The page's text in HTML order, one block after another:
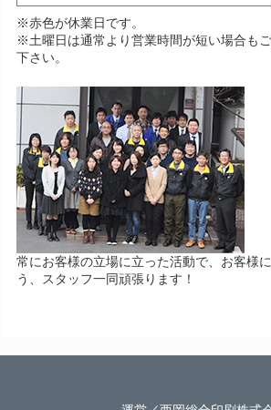
※赤色が休業日です。
※土曜日は通常より営業時間が短い場合も
下さい。
常にお客様の立場に立った活動で、お客様
う、スタッフ一同頑張ります！